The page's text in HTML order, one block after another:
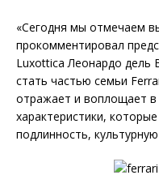
«Сегодня мы отмечаем
прокомментировал
Luxottica Леонардо дель
стать частью семьи
отражает и воплощает
характеристики,
подлинность,